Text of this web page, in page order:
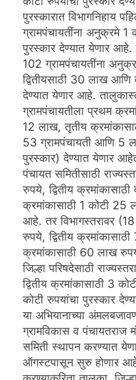
पुरस्कारात विभागनिहाय
ग्रामपंचायतींना अनुक्रमे
पुरस्कार देण्यात येणार आहे.
102 ग्रामपंचायतींना
द्वितीयसाठी 30 लाख
देण्यात येणार आहे.
ग्रामपंचायतीला प्रथम
12 लाख, तृतीय
53 ग्रामपंचायती आणि 5
पुरस्कार) देण्यात येणार
पंचायत समितीसाठी
रुपये, द्वितीय
क्रमांकासाठी 1 कोटी 25
आहे. तर विभागस्तरावर
रुपये, द्वितीय
क्रमांकासाठी 60 लाख
जिल्हा परिषदेसाठी
द्वितीय क्रमांकासाठी 3
कोटी रुपयांचा पुरस्कार
या अभियानाच्या
ग्रामविकास व पंचायतराज
समिती स्थापन करण्यात
ऑगस्टपासून सुरु होणार